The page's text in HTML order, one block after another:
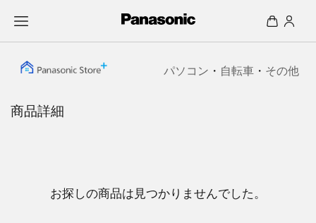
パソコン ・ 自転車 ・ その他
商品詳細
お探しの商品は見つかりませんでした。